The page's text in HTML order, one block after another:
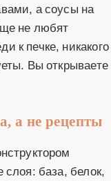
а соусы на
не любят
к печке, никакого
Вы открываете
а не рецепты
слоя: база, белок,